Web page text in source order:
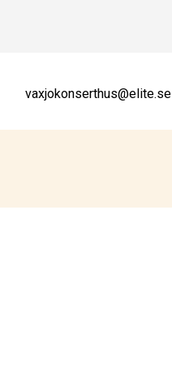
vaxjokonserthus@elite.se